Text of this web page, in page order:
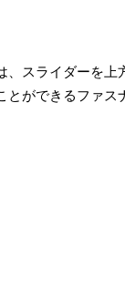
、スライダーを上
とができるファス